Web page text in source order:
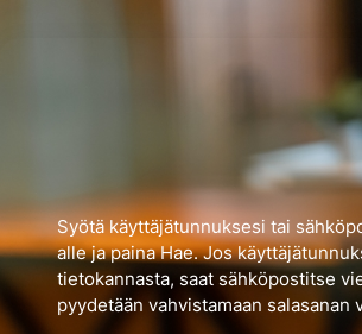
Syötä käyttäjätunnuksesi tai
alle ja paina Hae. Jos
tietokannasta, saat sähköpostitse
pyydetään vahvistamaan salasanan